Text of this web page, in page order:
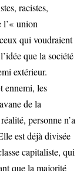
racistes,
l’« union
qui voudraient
que la société
extérieur.
ennemi, les
de la
personne n’a
est déjà divisée
capitaliste, qui
que la majorité